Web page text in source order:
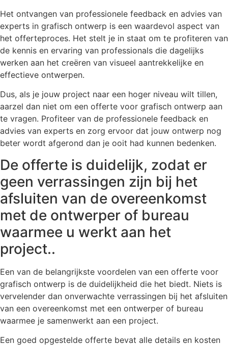
Het ontvangen van professionele feedback en advies van
experts in grafisch ontwerp is een waardevol aspect van
het offerteproces. Het stelt je in staat om te profiteren van
de kennis en ervaring van professionals die dagelijks
werken aan het creëren van visueel aantrekkelijke en
effectieve ontwerpen.
Dus, als je jouw project naar een hoger niveau wilt tillen,
aarzel dan niet om een offerte voor grafisch ontwerp aan
te vragen. Profiteer van de professionele feedback en
advies van experts en zorg ervoor dat jouw ontwerp nog
beter wordt afgerond dan je ooit had kunnen bedenken.
De offerte is duidelijk, zodat er
geen verrassingen zijn bij het
afsluiten van de overeenkomst
met de ontwerper of bureau
waarmee u werkt aan het
project..
Een van de belangrijkste voordelen van een offerte voor
grafisch ontwerp is de duidelijkheid die het biedt. Niets is
vervelender dan onverwachte verrassingen bij het afsluiten
van een overeenkomst met een ontwerper of bureau
waarmee je samenwerkt aan een project.
Een goed opgestelde offerte bevat alle details en kosten